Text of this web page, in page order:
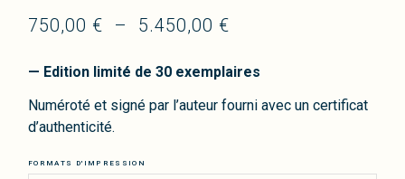
750,00 € – 5.450,00 €
— Edition limité de 30 exemplaires
Numéroté et signé par l’auteur fourni avec un certificat
d’authenticité.
FORMATS D'IMPRESSION